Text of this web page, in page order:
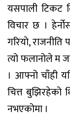
यसपाली टिकट
विचार छ ।
गरियो,
त्यो फलानोले म
। आफ्नो चाँही
चित्त बुझिरहेको
नभएकोमा ।